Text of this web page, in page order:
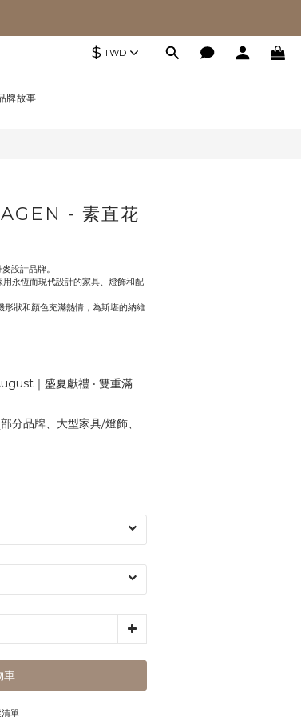
$ TWD
牌故事
- 素直花
設計品牌。
永恆而現代設計的家具、燈飾和配
狀和顏色充滿熱情，為斯堪的納維
｜盛夏獻禮 ‧ 雙重滿
分品牌、大型家具/燈飾、
車
單